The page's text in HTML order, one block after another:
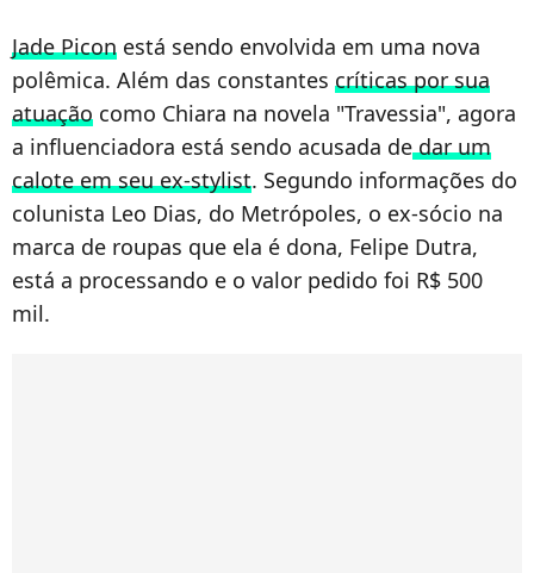
Jade Picon está sendo envolvida em uma nova
polêmica. Além das constantes críticas por sua
atuação como Chiara na novela "Travessia", agora
a influenciadora está sendo acusada dedar um
calote em seu ex-stylist. Segundo informações do
colunista Leo Dias, do Metrópoles, o ex-sócio na
marca de roupas que ela é dona, Felipe Dutra,
está a processando e o valor pedido foi R$ 500
mil.